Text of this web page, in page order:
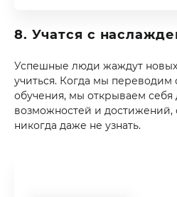
8. Учатся с
Успешные люди жаждут новых
учиться. Когда мы
обучения, мы открываем себя
возможностей и достижений,
никогда даже не узнать.